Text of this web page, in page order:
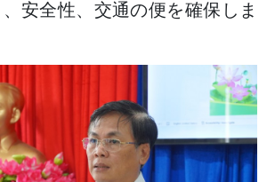
安全性、交通の便を確保しま